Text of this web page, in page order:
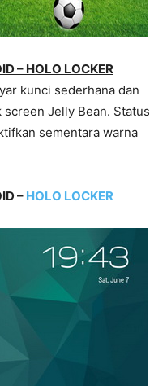
– HOLO LOCKER
kunci sederhana dan
Jelly Bean. Status
sementara warna
– HOLO LOCKER